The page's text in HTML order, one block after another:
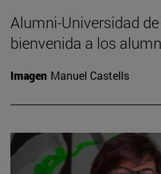
Alumni-Universidad
bienvenida a los
Imagen Manuel Castells